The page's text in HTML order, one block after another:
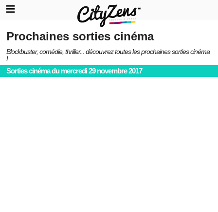
Prochaines sorties cinéma
Blockbuster, comédie, thriller... découvrez toutes les prochaines sorties cinéma
!
Sorties cinéma du mercredi 29 novembre 2017